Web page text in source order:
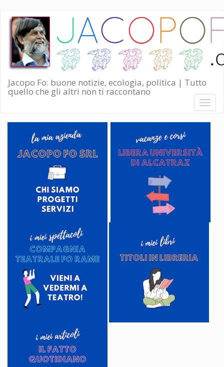
Salta
contenuto
principale
Jacopo Fo: buone notizie, ecologia, politica | Tutto
quello che gli altri non ti raccontano
Toggle